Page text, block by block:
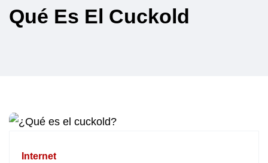
Qué Es El Cuckold
Internet